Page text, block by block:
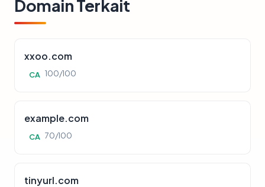
Domain Terkait
xxoo.com
CA 100/100
example.com
CA 70/100
tinyurl.com